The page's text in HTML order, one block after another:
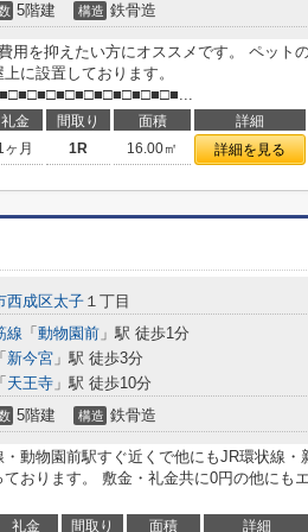
5階建 構造 鉄骨造
用を抑えたい方にオススメです。 ペット
に設置しております。
礼金 間取り 面積 詳細
ヶ月 1R 16.00㎡ 詳細を見る
西成区太子 １丁目
線 「 動物園前 」駅 徒歩1分
「 新今宮 」駅 徒歩3分
「 天王寺 」駅 徒歩10分
5階建 構造 鉄骨造
動物園前駅すぐ近くで他にもJR環状線・
おります。 敷金・礼金共に0円の他にも
礼金 間取り 面積 詳細